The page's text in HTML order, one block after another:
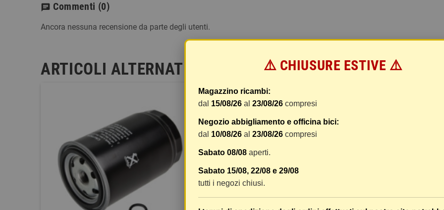
chat Commenti (0)
Ancora nessuna recensione da parte degli utenti.
ARTICOLI ALTERNATIVI ⚠️ CHIUSURE ESTIVE ⚠️
Magazzino ricambi:
dal 15/08/26 al 23/08/26 compresi
Negozio abbigliamento e officina bici:
dal 10/08/26 al 23/08/26 compresi
Sabato 08/08 aperti.
Sabato 15/08, 22/08 e 29/08
tutti i negozi chiusi.